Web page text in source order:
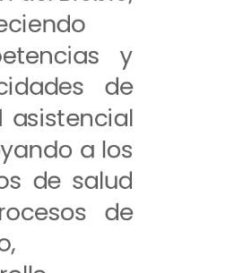
y
de
asistencial
a los
de salud
de